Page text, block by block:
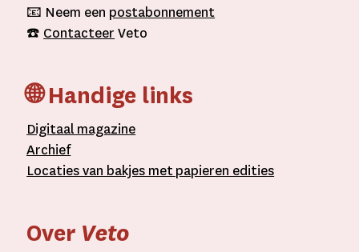
📧 Neem een postabonnement
☎️ Contacteer Veto
🌐 Handige links
Digitaal magazine
Archief
Locaties van bakjes metpapieren edities
Over Veto